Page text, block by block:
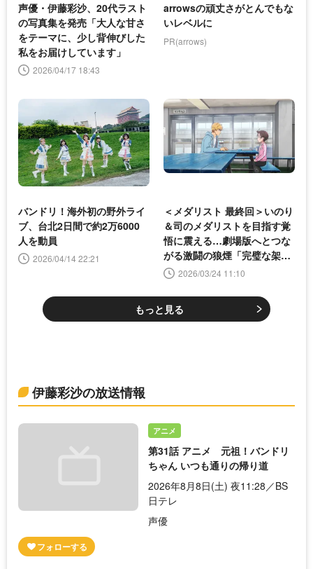
声優・伊藤彩沙、20代ラスト
の写真集を発売「大人な甘さ
をテーマに、少し背伸びした
私をお届けしています」
2026/04/17 18:43
arrowsの頑丈さがとんでもな
いレベルに
PR(arrows)
バンドリ！海外初の野外ライ
ブ、台北2日間で約2万6000
人を動員
2026/04/14 22:21
＜メダリスト 最終回＞いのり
＆司のメダリストを目指す覚
悟に震える…劇場版へとつな
がる激闘の狼煙「完璧な架け
橋」2026/03/24 11:10
もっと見る
伊藤彩沙の放送情報
アニメ
第31話 アニメ 元祖！バンドリ
ちゃん いつも通りの帰り道
2026年8月8日(土) 夜11:28／BS
日テレ
声優